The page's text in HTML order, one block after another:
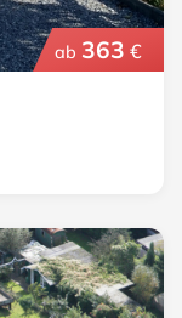
ab 363 €